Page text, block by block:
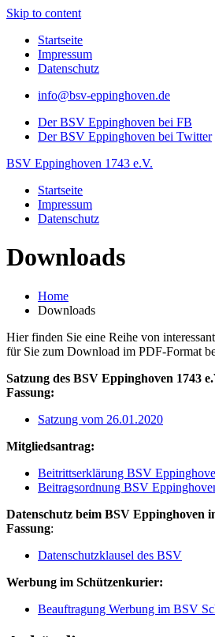
Skip to content
Startseite
Impressum
Datenschutz
info@bsv-eppinghoven.de
Der BSV Eppinghoven bei FB
Der BSV Eppinghoven bei Twitter
BSV Eppinghoven 1743 e.V.
Startseite
Impressum
Datenschutz
Downloads
Home
Downloads
Hier finden Sie eine Reihe von
für Sie zum Download im PDF-Format
Satzung des BSV Eppinghoven 1743
Fassung:
Satzung vom 26.01.2020
Mitgliedsantrag:
Beitrittserklärung BSV
Beitragsordnung BSV
Datenschutz beim BSV Eppinghoven
Fassung:
Datenschutzklausel des BSV
Werbung im Schützenkurier:
Beauftragung Werbung im BSV